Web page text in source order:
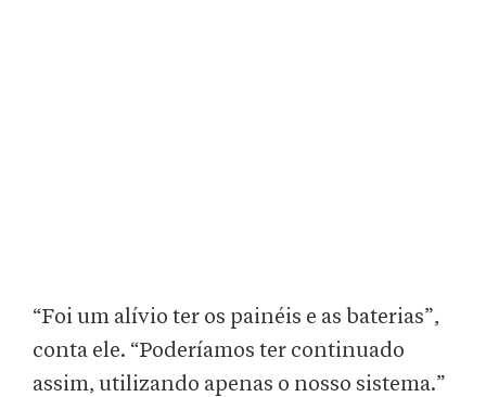
“Foi um alívio ter os painéis e as baterias”,
conta ele. “Poderíamos ter continuado
assim, utilizando apenas o nosso sistema.”